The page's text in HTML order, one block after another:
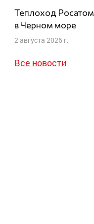
Теплоход
в Черном море
2 августа 2026 г.
Все новости